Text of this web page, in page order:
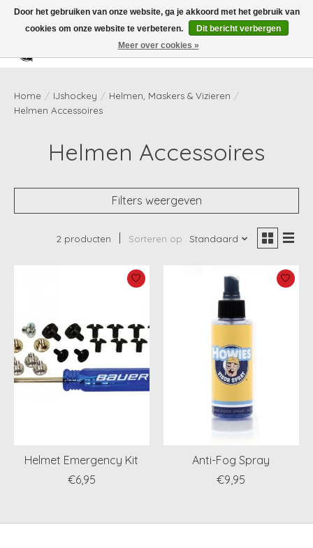
Verlanglijst
Home / IJshockey / Helmen, Maskers & Vizieren /
Helmen Accessoires
Helmen Accessoires
Filters weergeven
2 producten Sorteren op Standaard
Helmet Emergency Kit
€6,95
Anti-Fog Spray
€9,95
Door het gebruiken van onze website, ga je akkoord met het gebruik van
cookies om onze website te verbeteren.
Dit bericht verbergen
Meer over cookies »